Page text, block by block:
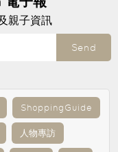
親子資訊
Send
ShoppingGuide
人物專訪